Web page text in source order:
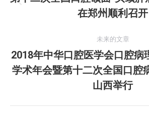
历
史
文
章：
在郑州顺利召开
未来的文章
未
来
2018年中华口腔医学会口腔病
学术年会暨第十二次全国口腔
山西举行